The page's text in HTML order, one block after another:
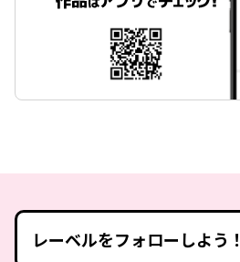
レーベルをフォローしよう！